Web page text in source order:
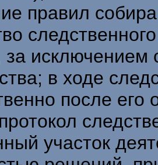
правил
за исключением
в ходе
после
участок